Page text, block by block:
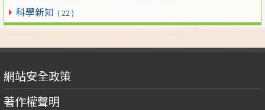
科學新知 ( 22 )
網站安全政策
著作權聲明